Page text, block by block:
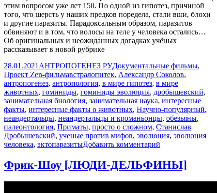
этим вопросом уже лет 150. По одной из гипотез, причиной
того, что шерсть у наших предков поредела, стали вши, блохи
и другие паразиты. Парадоксальным образом, паразитов
обвиняют и в том, что волосы на теле у человека остались…
Об оригинальных и неожиданных догадках учёных
рассказывает в новой рубрике
Опубликовано
28.01.2021 Автор
АНТРОПОГЕНЕЗ РУРубрики
Документальные фильмы,
Проект Zen-фильмМетки
австралопитек, Александр Соколов,
антропогенез, антропология, в мире гипотез, в мире
животных, гоминиды, гоминиды эволюция, дробышевский,
занимательная биология, занимательная наука, интересные
факты, интересные факты о животных, Научно-популярный,
неандертальцы, неандертальцы и кроманьонцы, обезьяны,
палеонтология, Приматы, просто о сложном, Станислав
Дробышевский, ученые против мифов, эволюция, эволюция
человека, эктопаразитыДобавить комментарий
Куда
делась
Фрик-Шоу [ЛЮДИ-ДЕЛЬФИНЫ]